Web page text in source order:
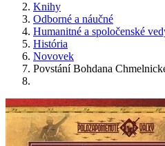
Knihy
Odborné a náučné
Humanitné a spoločenské
História
Novovek
Povstání Bohdana